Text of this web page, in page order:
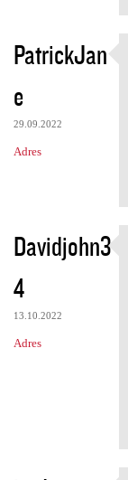
PatrickJan
e
29.09.2022
Adres
Davidjohn3
4
13.10.2022
Adres